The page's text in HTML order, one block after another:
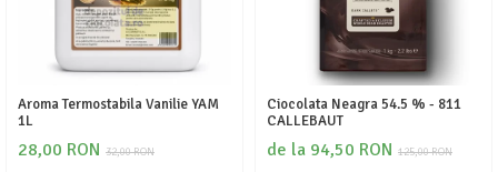
Aroma Termostabila Vanilie YAM
1L
32,00 RON
28,00 RON
Ciocolata Neagra 54.5 % - 811
CALLEBAUT
125,00 RON
de la 94,50 RON